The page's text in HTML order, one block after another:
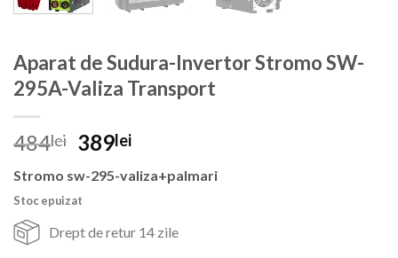
Aparat de Sudura-Invertor Stromo SW-
295A-Valiza Transport
484lei Prețul
a
fost:
484lei.
389leiPrețul
este:
Stromo sw-295-valiza+palmari
Stoc epuizat
Drept de retur 14 zile